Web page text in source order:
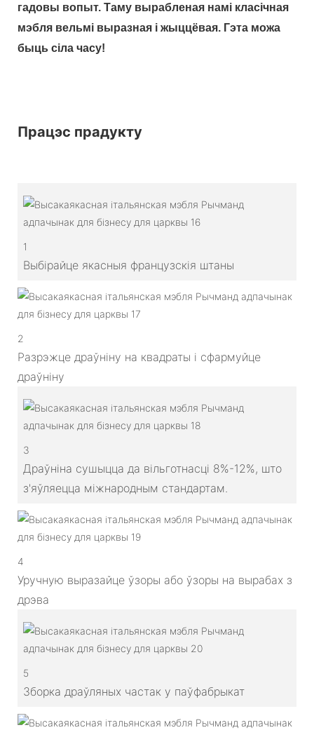
гадовы вопыт. Таму вырабленая намі класічная
мэбля вельмі выразная і жыццёвая. Гэта можа
быць сіла часу!
Працэс прадукту
1
Выбірайце якасныя французскія штаны
2
Разрэжце драўніну на квадраты і сфармуйце
драўніну
3
Драўніна сушыцца да вільготнасці 8%-12%, што
з'яўляецца міжнародным стандартам.
4
Уручную выразайце ўзоры або ўзоры на вырабах з
дрэва
5
Зборка драўляных частак у паўфабрыкат